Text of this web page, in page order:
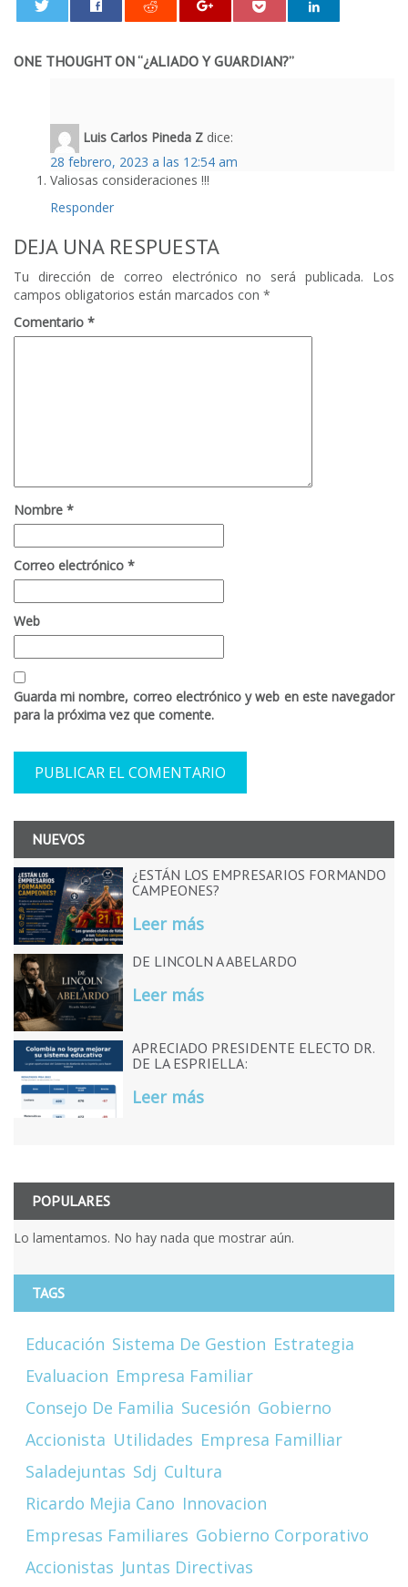
ONE THOUGHT ON “¿ALIADO Y GUARDIAN?”
Luis Carlos Pineda Z dice:
28 febrero, 2023 a las 12:54 am
Valiosas consideraciones !!!
Responder
DEJA UNA RESPUESTA
Tu dirección de correo electrónico no será publicada.
Los
campos obligatorios están marcados con *
Comentario *
Nombre *
Correo electrónico *
Web
Guarda mi nombre, correo electrónico y web en este navegador
para la próxima vez que comente.
NUEVOS
¿ESTÁN LOS EMPRESARIOS FORMANDO
CAMPEONES?
Leer más
DE LINCOLN A ABELARDO
Leer más
APRECIADO PRESIDENTE ELECTO DR.
DE LA ESPRIELLA:
Leer más
POPULARES
Lo lamentamos. No hay nada que mostrar aún.
TAGS
Educación Sistema De Gestion Estrategia
Evaluacion Empresa Familiar
Consejo De Familia Sucesión Gobierno
Accionista Utilidades Empresa Familliar
Saladejuntas Sdj Cultura
Ricardo Mejia Cano Innovacion
Empresas Familiares Gobierno Corporativo
Accionistas Juntas Directivas